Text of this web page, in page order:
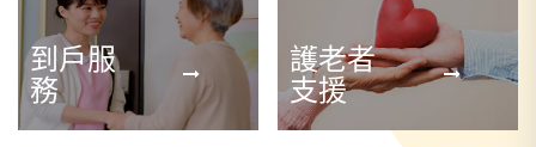
到戶服
務
護老者
支援